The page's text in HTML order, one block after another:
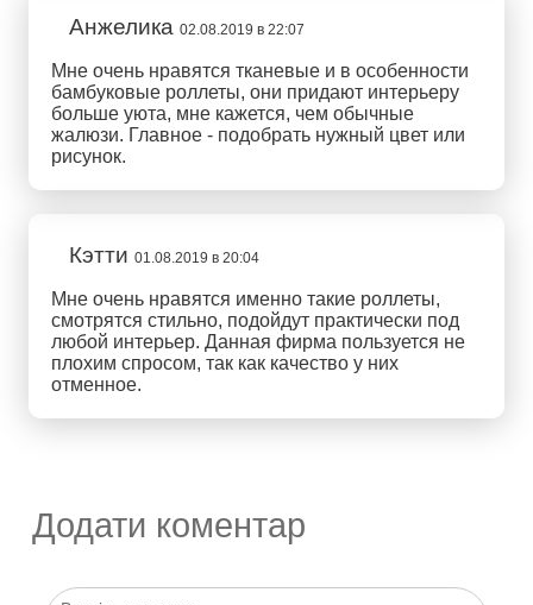
Анжелика 02.08.2019 в 22:07
Мне очень нравятся тканевые и в особенности
бамбуковые роллеты, они придают интерьеру
больше уюта, мне кажется, чем обычные
жалюзи. Главное - подобрать нужный цвет или
рисунок.
Кэтти 01.08.2019 в 20:04
Мне очень нравятся именно такие роллеты,
смотрятся стильно, подойдут практически под
любой интерьер. Данная фирма пользуется не
плохим спросом, так как качество у них
отменное.
Додати коментар